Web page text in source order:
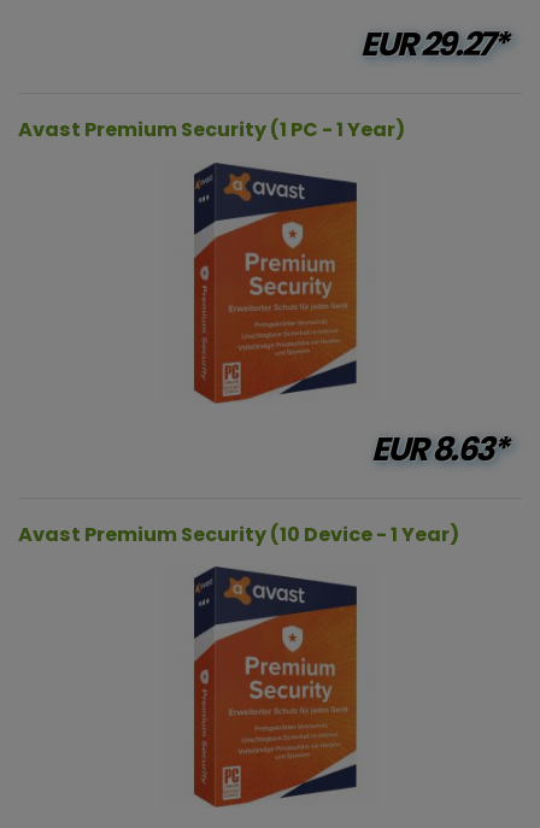
EUR29.27*
Avast Premium Security (1 PC - 1 Year)
EUR8.63*
Avast Premium Security (10 Device - 1 Year)